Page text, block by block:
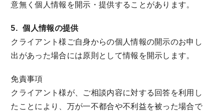
意無く個人情報を開示・提供することがあります。
5.
個人情報の提供
クライアント様ご自身からの個人情報の開示のお申し
出があった場合には原則として情報を開示します。
免責事項
クライアント様が、ご相談内容に対する回答を利用し
たことにより、万が一不都合や不利益を被った場合で